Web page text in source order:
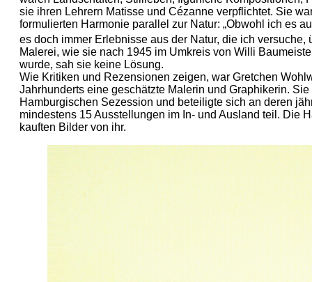
sie ihren Lehrern Matisse und Cézanne verpflichtet. Sie
formulierten Harmonie parallel zur Natur: „Obwohl ich es
es doch immer Erlebnisse aus der Natur, die ich versuche,
Malerei, wie sie nach 1945 im Umkreis von Willi
wurde, sah sie keine Lösung.
Wie Kritiken und Rezensionen zeigen, war Gretchen
Jahrhunderts eine geschätzte Malerin und Graphikerin.
Hamburgischen Sezession und beteiligte sich an deren
mindestens 15 Ausstellungen im In- und Ausland teil. Die
kauften Bilder von ihr.